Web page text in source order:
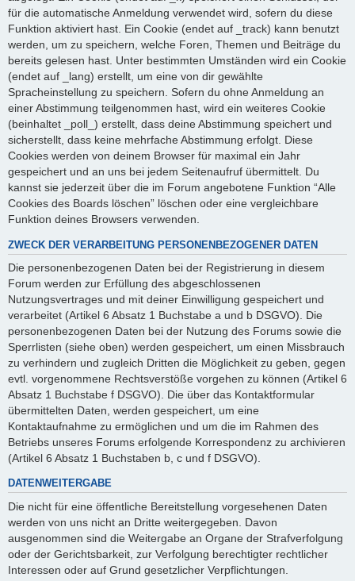
für die automatische Anmeldung verwendet wird, sofern du diese
Funktion aktiviert hast. Ein Cookie (endet auf _track) kann benutzt
werden, um zu speichern, welche Foren, Themen und Beiträge du
bereits gelesen hast. Unter bestimmten Umständen wird ein Cookie
(endet auf _lang) erstellt, um eine von dir gewählte
Spracheinstellung zu speichern. Sofern du ohne Anmeldung an
einer Abstimmung teilgenommen hast, wird ein weiteres Cookie
(beinhaltet _poll_) erstellt, dass deine Abstimmung speichert und
sicherstellt, dass keine mehrfache Abstimmung erfolgt. Diese
Cookies werden von deinem Browser für maximal ein Jahr
gespeichert und an uns bei jedem Seitenaufruf übermittelt. Du
kannst sie jederzeit über die im Forum angebotene Funktion “Alle
Cookies des Boards löschen” löschen oder eine vergleichbare
Funktion deines Browsers verwenden.
ZWECK DER VERARBEITUNG PERSONENBEZOGENER DATEN
Die personenbezogenen Daten bei der Registrierung in diesem
Forum werden zur Erfüllung des abgeschlossenen
Nutzungsvertrages und mit deiner Einwilligung gespeichert und
verarbeitet (Artikel 6 Absatz 1 Buchstabe a und b DSGVO). Die
personenbezogenen Daten bei der Nutzung des Forums sowie die
Sperrlisten (siehe oben) werden gespeichert, um einen Missbrauch
zu verhindern und zugleich Dritten die Möglichkeit zu geben, gegen
evtl. vorgenommene Rechtsverstöße vorgehen zu können (Artikel 6
Absatz 1 Buchstabe f DSGVO). Die über das Kontaktformular
übermittelten Daten, werden gespeichert, um eine
Kontaktaufnahme zu ermöglichen und um die im Rahmen des
Betriebs unseres Forums erfolgende Korrespondenz zu archivieren
(Artikel 6 Absatz 1 Buchstaben b, c und f DSGVO).
DATENWEITERGABE
Die nicht für eine öffentliche Bereitstellung vorgesehenen Daten
werden von uns nicht an Dritte weitergegeben. Davon
ausgenommen sind die Weitergabe an Organe der Strafverfolgung
oder der Gerichtsbarkeit, zur Verfolgung berechtigter rechtlicher
Interessen oder auf Grund gesetzlicher Verpflichtungen.